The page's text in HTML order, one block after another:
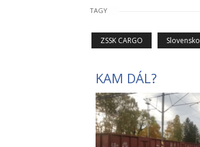
TAGY
ZSSK CARGO Slovensko
KAM DÁL?